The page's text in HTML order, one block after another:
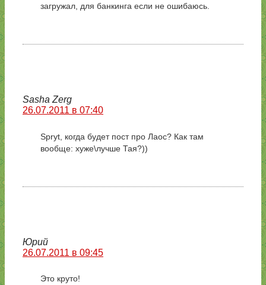
загружал, для банкинга если не ошибаюсь.
Sasha Zerg
26.07.2011 в 07:40
Spryt, когда будет пост про Лаос? Как там
вообще: хуже\лучше Тая?))
Юрий
26.07.2011 в 09:45
Это круто!